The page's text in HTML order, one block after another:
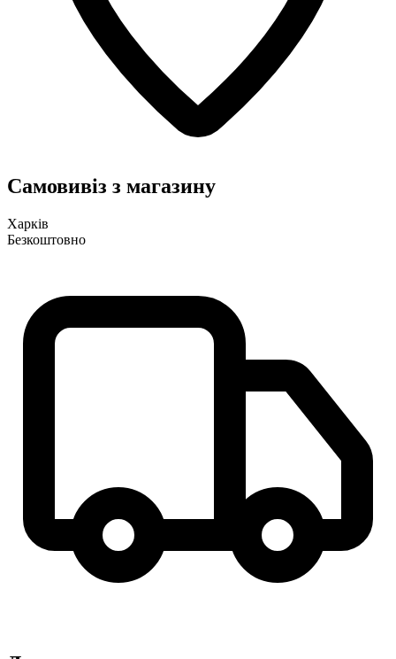
Самовивіз з магазину
Харків
Безкоштовно